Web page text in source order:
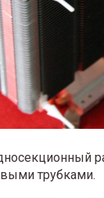
трубками.